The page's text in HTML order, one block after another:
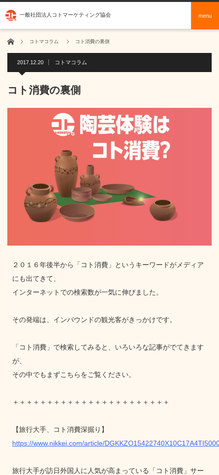
一般社団法人コトマーケティング協会 menu
ホーム コトマコラム コト消費の裏側
2017.12.20 コトマコラム
コト消費の裏側
２０１６年後半から「コト消費」というキーワードがメディア
にも出てきて、
インターネットでの検索数が一気に伸びました。
その発端は、インバウンドの観光客がきっかけです。
「コト消費」で検索してみると、いろいろな記事がでてきます
が、
その中でもまずこちらをご覧ください。
＋＋＋＋＋＋＋＋＋＋＋＋＋＋＋＋＋＋＋＋＋＋＋
【旅行大手、コト消費深掘り】
https://www.nikkei.com/article/
旅行大手が訪日外国人に人気が高まっている「コト消費」サー